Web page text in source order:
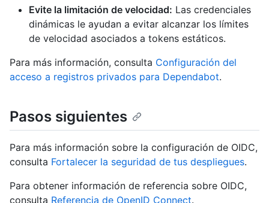
Evite la limitación de velocidad: Las credenciales
dinámicas le ayudan a evitar alcanzar los límites
de velocidad asociados a tokens estáticos.
Para más información, consulta Configuración del
acceso a registros privados para Dependabot.
Pasos siguientes
Para más información sobre la configuración de OIDC,
consulta Fortalecer la seguridad de tus despliegues.
Para obtener información de referencia sobre OIDC,
consulta Referencia de OpenID Connect.